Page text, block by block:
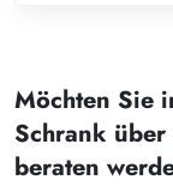
3
4
Möchten Sie
Schrank
beraten